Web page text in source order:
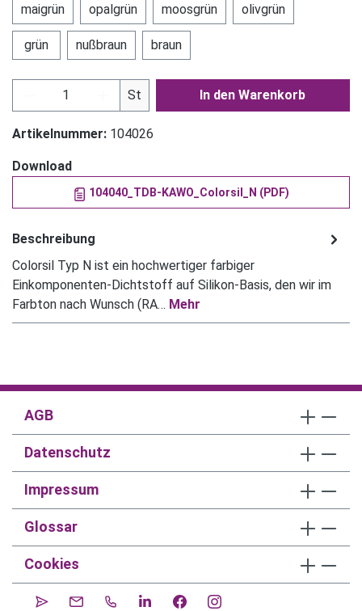
maigrün opalgrün moosgrün olivgrün
grün nußbraun braun
Produkt Anzahl: Gib den gewünschten Wert
St In den Warenkorb
Artikelnummer: 104026
Download
104040_TDB-KAWO_Colorsil_N (PDF)
Beschreibung
Colorsil Typ N ist ein hochwertiger farbiger
Einkomponenten-Dichtstoff auf Silikon-Basis, den wir im
Farbton nach Wunsch (RA… Mehr
AGB
Datenschutz
Impressum
Glossar
Cookies